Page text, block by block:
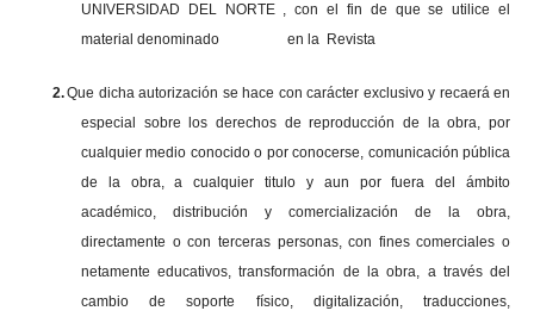
UNIVERSIDAD DEL NORTE , con el fin de que se utilice el
material denominado en la Revista
2.Que dicha autorización se hace con carácter exclusivo y recaerá en
especial sobre los derechos de reproducción de la obra, por
cualquier medio conocido o por conocerse, comunicación pública
de la obra, a cualquier titulo y aun por fuera del ámbito
académico, distribución y comercialización de la obra,
directamente o con terceras personas, con fines comerciales o
netamente educativos, transformación de la obra, a través del
cambio de soporte físico, digitalización, traducciones,